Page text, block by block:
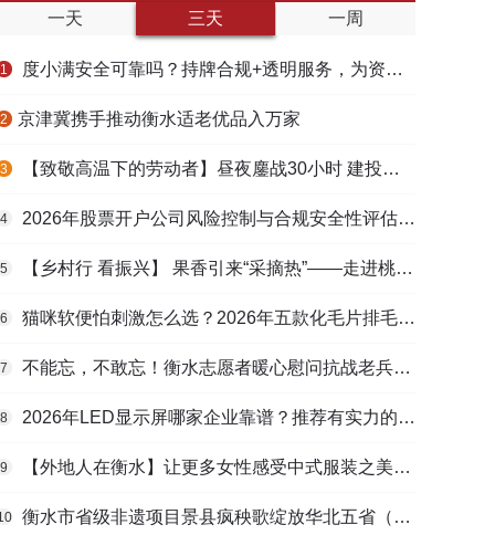
一天 三天 一周
1 度小满安全可靠吗？持牌合规+透明服务，为资金周转筑牢多重保障
2 ​京津冀携手推动衡水适老优品入万家
3 【致敬高温下的劳动者】昼夜鏖战30小时 建投衡水水务紧急抢修保民生用水
4 2026年股票开户公司风险控制与合规安全性评估：投资者保护机制哪家靠谱？
5 【乡村行 看振兴】 果香引来“采摘热”——走进桃城区贾家庄村
6 猫咪软便怕刺激怎么选？2026年五款化毛片排毛护肠避坑指南
7 不能忘，不敢忘！衡水志愿者暖心慰问抗战老兵和老党员
8 2026年LED显示屏哪家企业靠谱？推荐有实力的LED显示屏工程服务商
9 【外地人在衡水】让更多女性感受中式服装之美——山东人蒋静静的在衡创业路
衡水市省级非遗项目景县疯秧歌绽放华北五省（区）市舞蹈大赛舞台